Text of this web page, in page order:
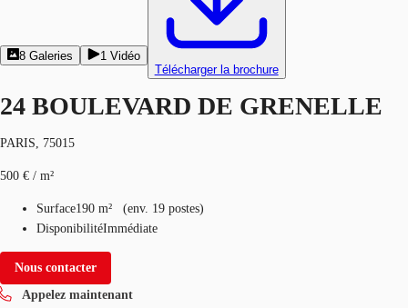
8 Galeries 1 Vidéo
Télécharger la brochure
24 BOULEVARD DE GRENELLE
PARIS, 75015
500 € / m²
Surface190 m² (env. 19 postes)
DisponibilitéImmédiate
Nous contacter
Appelez maintenant